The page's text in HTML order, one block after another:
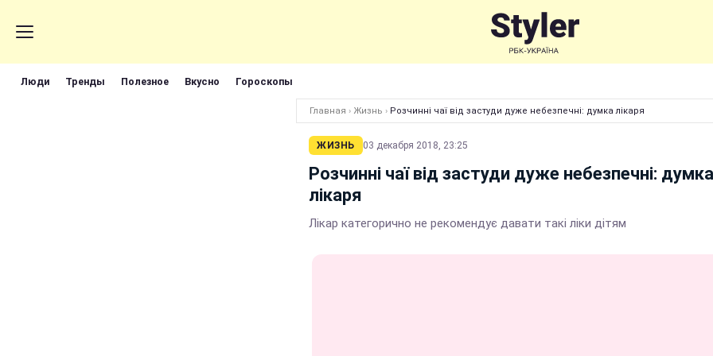
Люди Тренды Полезное Вкусно Гороскопы
Главная › Жизнь › Розчинні чаї від застуди дуже небезпечні: думка лікаря
ЖИЗНЬ 03 декабря 2018, 23:25
Розчинні чаї від застуди дуже небезпечні: думка
лікаря
Лікар категорично не рекомендує давати такі ліки дітям